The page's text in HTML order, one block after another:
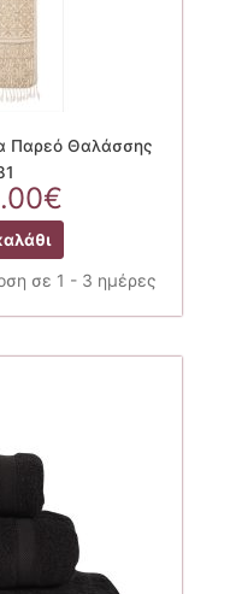
Παρεό Θαλάσσης
€Η
τρέχουσα
τιμή
είναι:
σε 1 - 3 ημέρες